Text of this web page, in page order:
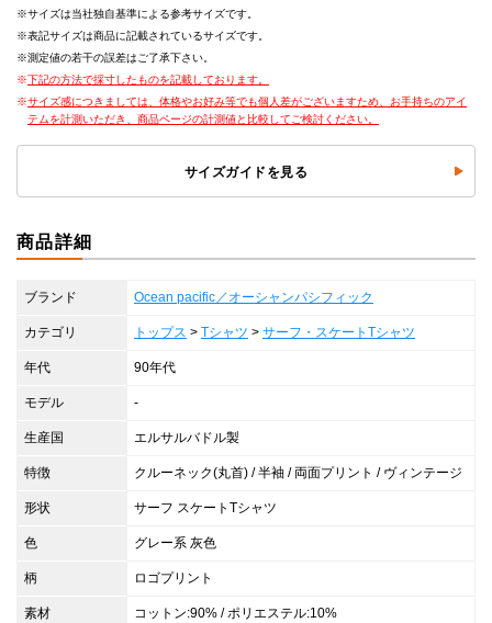
サイズは当社独自基準による参考サイズです。
表記サイズは商品に記載されているサイズです。
測定値の若干の誤差はご了承下さい。
下記の方法で採寸したものを記載しております。
サイズ感につきましては、体格やお好み等でも個人差がございますため、お手持ちのアイ
テムを計測いただき、商品ページの計測値と比較してご検討ください。
サイズガイドを見る
商品詳細
ブランド Ocean pacific／オーシャンパシフィック
カテゴリ トップス > Tシャツ > サーフ・スケートTシャツ
年代 90年代
モデル -
生産国 エルサルバドル製
特徴 クルーネック(丸首) / 半袖 / 両面プリント / ヴィンテージ
形状 サーフ スケートTシャツ
色 グレー系 灰色
柄 ロゴプリント
素材 コットン:90% / ポリエステル:10%